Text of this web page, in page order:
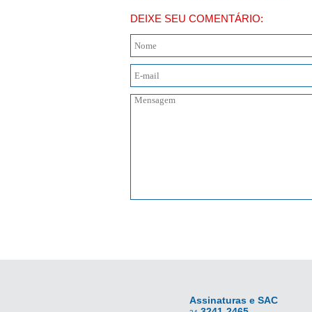
DEIXE SEU COMENTÁRIO:
Assinaturas e SAC